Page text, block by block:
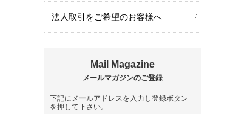
法人取引をご希望のお客様へ
下記にメールアドレスを入力し登録ボタン
を押して下さい。